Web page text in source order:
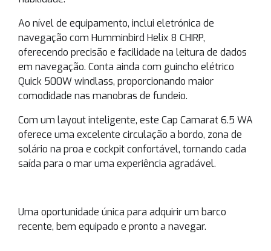
Ao nível de equipamento, inclui eletrónica de
navegação com Humminbird Helix 8 CHIRP,
oferecendo precisão e facilidade na leitura de dados
em navegação. Conta ainda com guincho elétrico
Quick 500W windlass, proporcionando maior
comodidade nas manobras de fundeio.
Com um layout inteligente, este Cap Camarat 6.5 WA
oferece uma excelente circulação a bordo, zona de
solário na proa e cockpit confortável, tornando cada
saída para o mar uma experiência agradável.
Uma oportunidade única para adquirir um barco
recente, bem equipado e pronto a navegar.